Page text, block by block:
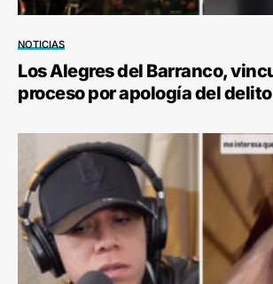
NOTICIAS
Los Alegres del Barranco,
proceso por apología del